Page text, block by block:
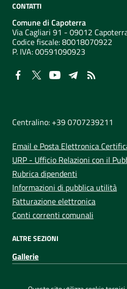
CONTATTI
Comune di Capoterra
Via Cagliari 91 - 09012
Codice fiscale: 80018070922
P. IVA:00591090923
Centralino: +39 0707239211
Email e Posta Elettronica
URP - Ufficio Relazioni con il
Rubrica dipendenti
Informazioni di pubblica utilità
Fatturazione elettronica
Conti correnti comunali
ALTRE SEZIONI
Gallerie
Sezione Link Utili